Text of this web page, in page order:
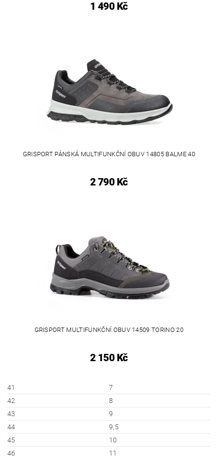
1 490 Kč
GRISPORT PÁNSKÁ MULTIFUNKČNÍ OBUV 14805 BALME 40
2 790 Kč
GRISPORT MULTIFUNKČNÍ OBUV 14509 TORINO 20
2 150 Kč
41
7
42
8
43
9
44
9,5
45
10
46
11